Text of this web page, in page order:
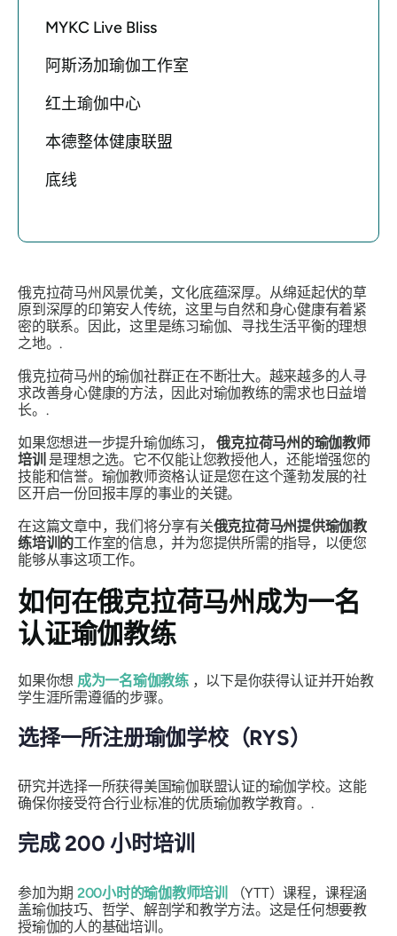
MYKC Live Bliss
阿斯汤加瑜伽工作室
红土瑜伽中心
本德整体健康联盟
底线
俄克拉荷马州风景优美，文化底蕴深厚。从绵延起伏的草
原到深厚的印第安人传统，这里与自然和身心健康有着紧
密的联系。因此，这里是练习瑜伽、寻找生活平衡的理想
之地。.
俄克拉荷马州的瑜伽社群正在不断壮大。越来越多的人寻
求改善身心健康的方法，因此对瑜伽教练的需求也日益增
长。.
如果您想进一步提升瑜伽练习，俄克拉荷马州的瑜伽教师
培训 是理想之选。它不仅能让您教授他人，还能增强您的
技能和信誉。瑜伽教师资格认证是您在这个蓬勃发展的社
区开启一份回报丰厚的事业的关键。
在这篇文章中，我们将分享有关俄克拉荷马州提供瑜伽教
练培训的工作室的信息，并为您提供所需的指导，以便您
能够从事这项工作。
如何在俄克拉荷马州成为一名
认证瑜伽教练
如果你想 成为一名瑜伽教练，以下是你获得认证并开始教
学生涯所需遵循的步骤。
选择一所注册瑜伽学校（RYS）
研究并选择一所获得美国瑜伽联盟认证的瑜伽学校。这能
确保你接受符合行业标准的优质瑜伽教学教育。.
完成 200 小时培训
参加为期 200小时的瑜伽教师培训
（YTT）课程，课程涵
盖瑜伽技巧、哲学、解剖学和教学方法。这是任何想要教
授瑜伽的人的基础培训。